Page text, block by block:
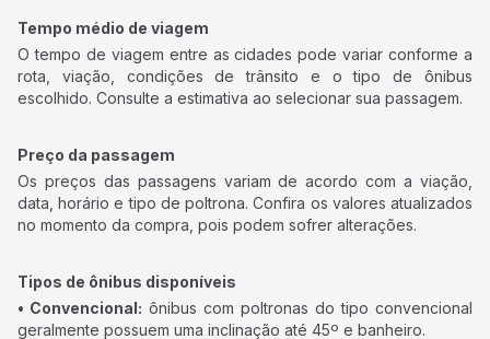
Tempo médio de viagem
O tempo de viagem entre as cidades pode variar conforme a
rota, viação, condições de trânsito e o tipo de ônibus
escolhido. Consulte a estimativa ao selecionar sua passagem.
Preço da passagem
Os preços das passagens variam de acordo com a viação,
data, horário e tipo de poltrona. Confira os valores atualizados
no momento da compra, pois podem sofrer alterações.
Tipos de ônibus disponíveis
• Convencional: ônibus com poltronas do tipo convencional
geralmente possuem uma inclinação até 45º e banheiro.